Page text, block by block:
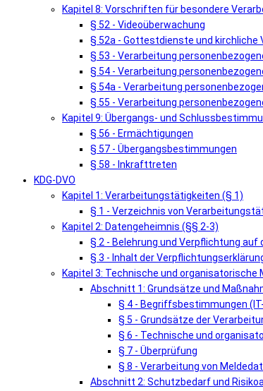
Kapitel 8: Vorschriften für besondere
§ 52 - Videoüberwachung
§ 52a - Gottestdienste und kirchliche
§ 53 - Verarbeitung
§ 54 - Verarbeitung
§ 54a - Verarbeitung
§ 55 - Verarbeitung
Kapitel 9: Übergangs- und
§ 56 - Ermächtigungen
§ 57 - Übergangsbestimmungen
§ 58 - Inkrafttreten
KDG-DVO
Kapitel 1: Verarbeitungstätigkeiten (§ 1)
§ 1 - Verzeichnis von
Kapitel 2: Datengeheimnis (§§ 2-3)
§ 2 - Belehrung und Verpflichtung auf
§ 3 - Inhalt der
Kapitel 3: Technische und organisatorische
Abschnitt 1: Grundsätze und
§ 4 - Begriffsbestimmungen
§ 5 - Grundsätze der
§ 6 - Technische und
§ 7 - Überprüfung
§ 8 - Verarbeitung von
Abschnitt 2: Schutzbedarf und